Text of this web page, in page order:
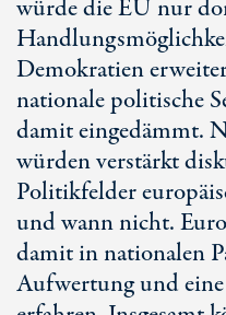
würde die EU nur
Demokratien
nationale politische
damit eingedämmt.
würden verstärkt
Politikfelder
und wann nicht.
damit in nationalen
Aufwertung und